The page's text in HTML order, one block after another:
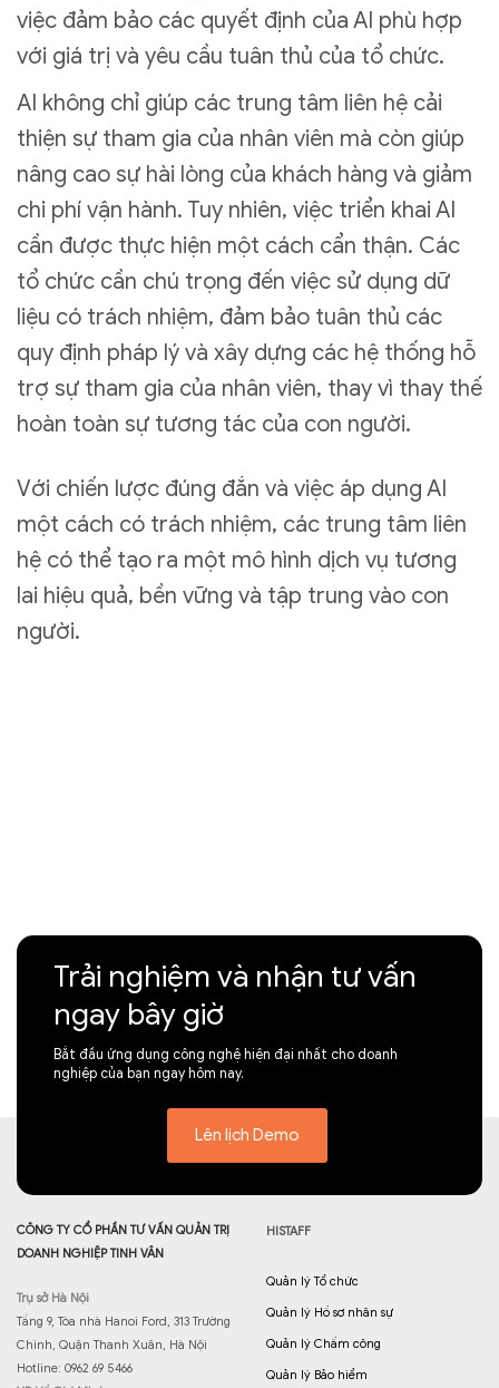
việc đảm bảo các quyết định của AI phù hợp
với giá trị và yêu cầu tuân thủ của tổ chức.
AI không chỉ giúp các trung tâm liên hệ cải
thiện sự tham gia của nhân viên mà còn giúp
nâng cao sự hài lòng của khách hàng và giảm
chi phí vận hành. Tuy nhiên, việc triển khai AI
cần được thực hiện một cách cẩn thận. Các
tổ chức cần chú trọng đến việc sử dụng dữ
liệu có trách nhiệm, đảm bảo tuân thủ các
quy định pháp lý và xây dựng các hệ thống hỗ
trợ sự tham gia của nhân viên, thay vì thay thế
hoàn toàn sự tương tác của con người.
Với chiến lược đúng đắn và việc áp dụng AI
một cách có trách nhiệm, các trung tâm liên
hệ có thể tạo ra một mô hình dịch vụ tương
lai hiệu quả, bền vững và tập trung vào con
người.
Trải nghiệm và nhận tư vấn
ngay bây giờ
Bắt đầu ứng dụng công nghệ hiện đại nhất cho doanh
nghiệp của bạn ngay hôm nay.
Lên lịch Demo
CÔNG TY CỔ PHẦN TƯ VẤN QUẢN TRỊ
DOANH NGHIỆP TINH VÂN
Trụ sở Hà Nội
Tầng 9, Tòa nhà Hanoi Ford, 313 Trường
Chinh, Quận Thanh Xuân, Hà Nội
Hotline: 0962 69 5466
HISTAFF
Quản lý Tổ chức
Quản lý Hồ sơ nhân sự
Quản lý Chấm công
Quản lý Bảo hiểm